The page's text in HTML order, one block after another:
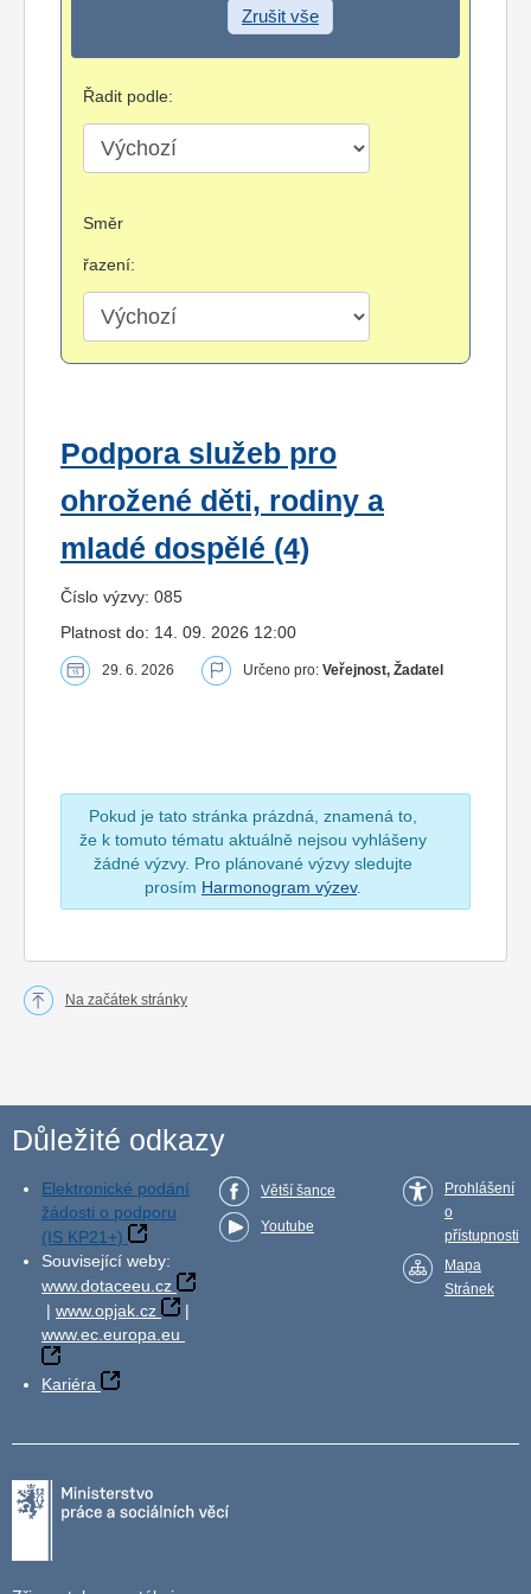
Zrušit vše
Řadit podle:
Směr
řazení:
Podpora služeb pro
ohrožené děti, rodiny a
mladé dospělé (4)
Číslo výzvy: 085
Platnost do: 14. 09. 2026 12:00
29. 6. 2026 Určeno pro: Veřejnost, Žadatel
Pokud je tato stránka prázdná, znamená to,
že k tomuto tématu aktuálně nejsou vyhlášeny
žádné výzvy. Pro plánované výzvy sledujte
prosím Harmonogram výzev.
Na začátek stránky
Důležité odkazy
Elektronické podání
žádosti o podporu
(IS KP21+)
Související weby:
www.dotaceeu.cz
| www.opjak.cz
|
www.ec.europa.eu
Kariéra
Větší šance
Youtube
Prohlášení
o
přístupnosti
Mapa
Stránek